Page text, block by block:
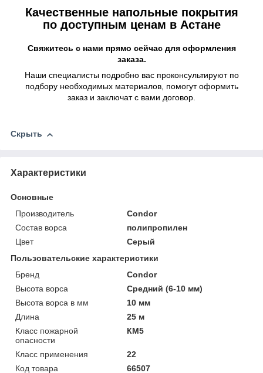
Качественные напольные покрытия
по доступным ценам в Астане
Свяжитесь с нами прямо сейчас для оформления
заказа.
Наши специалисты подробно вас проконсультируют по
подбору необходимых материалов, помогут оформить
заказ и заключат с вами договор.
Скрыть
Характеристики
Основные
Производитель
Condor
Состав ворса
полипропилен
Цвет
Серый
Пользовательские характеристики
Бренд
Condor
Высота ворса
Средний (6-10 мм)
Высота ворса в мм
10 мм
Длина
25 м
Класс пожарной
опасности
КМ5
Класс применения
22
Код товара
66507